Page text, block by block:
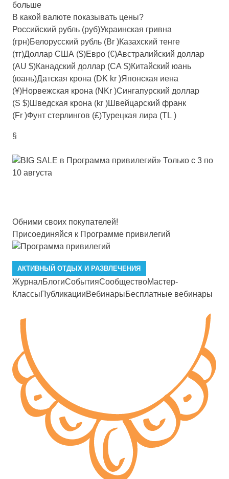
больше
В какой валюте показывать цены?
Российский рубль (руб)Украинская гривна
(грн)Белорусский рубль (Br )Казахский тенге
(тг)Доллар США ($)Евро (€)Австралийский доллар
(AU $)Канадский доллар (CA $)Китайский юань
(юань)Датская крона (DK kr )Японская иена
(¥)Норвежская крона (NKr )Сингапурский доллар
(S $)Шведская крона (kr )Швейцарский франк
(Fr )Фунт стерлингов (£)Турецкая лира (TL )
§
Обними своих покупателей!
Присоединяйся к Программе привилегий
АКТИВНЫЙ ОТДЫХ И РАЗВЛЕЧЕНИЯ
ЖурналБлогиСобытияСообществоМастер-
КлассыПубликацииВебинарыБесплатные вебинары